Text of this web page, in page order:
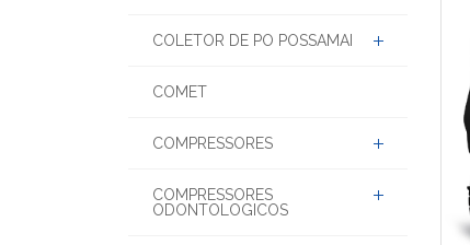
COLADEIRAS DE BORDA
COLETOR DE PO POSSAMAI
COMET
COMPRESSORES